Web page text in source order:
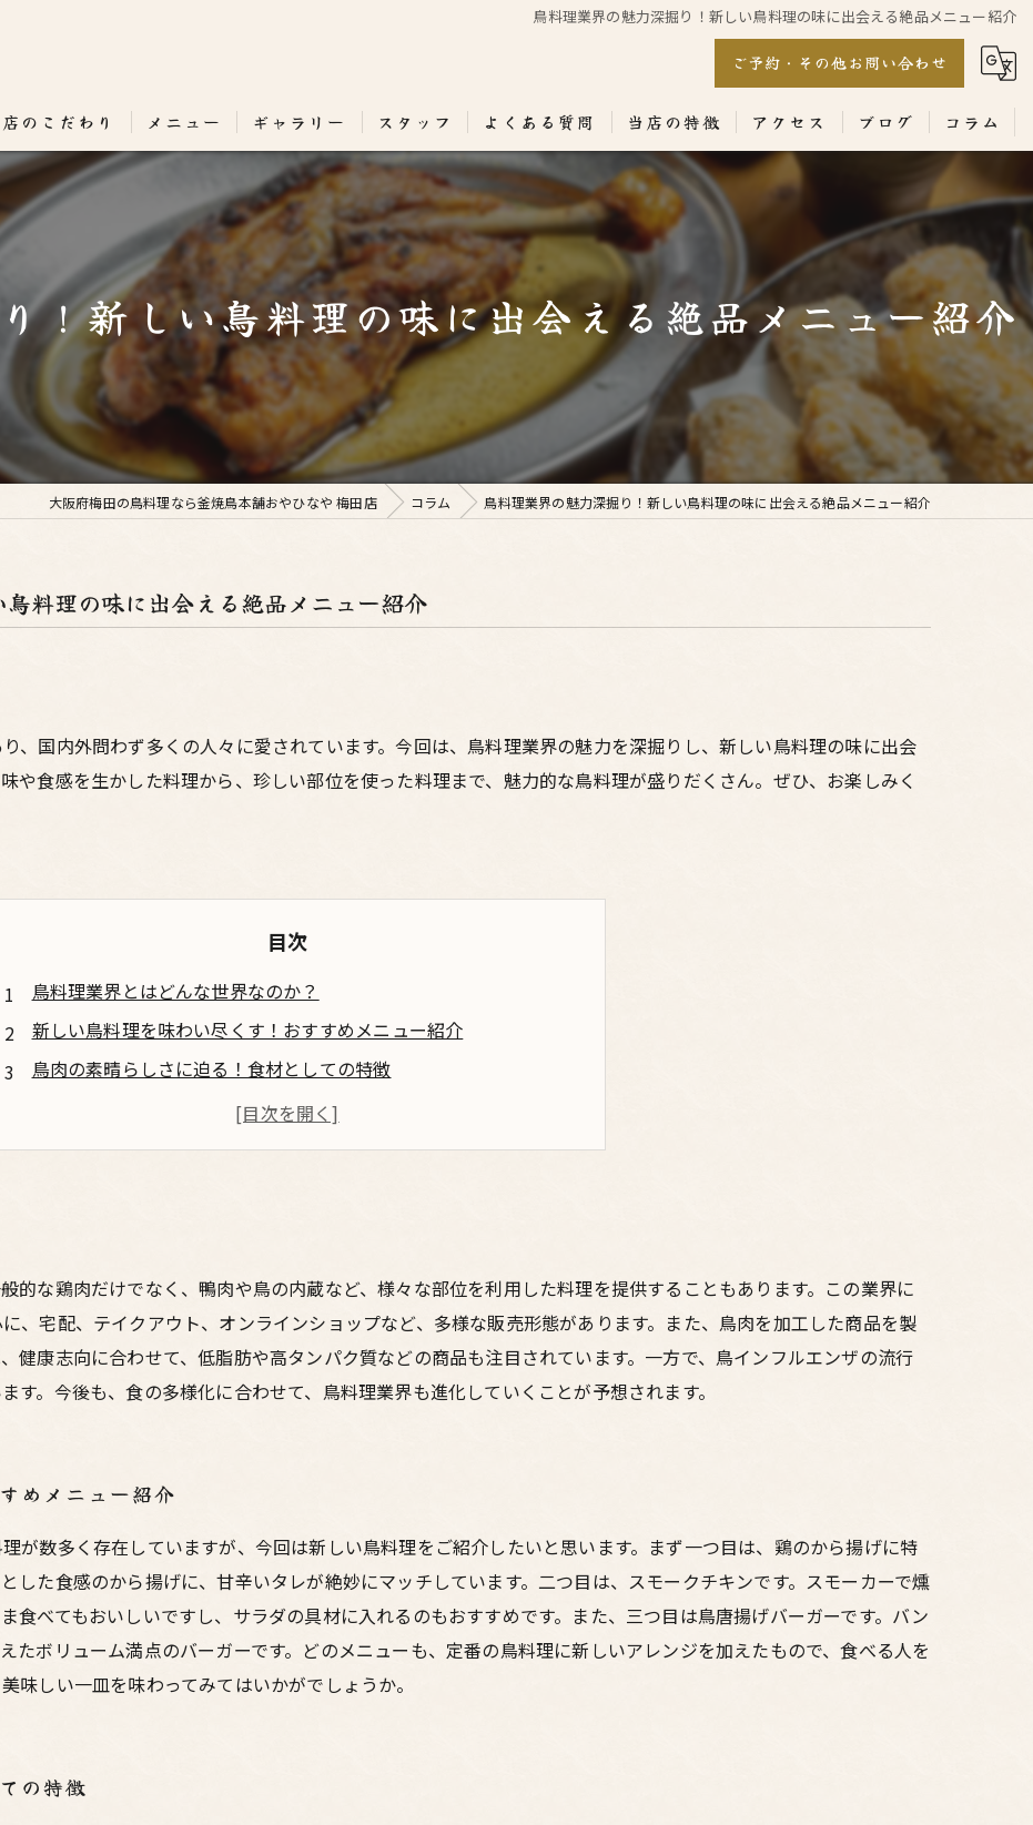
鳥料理業界の魅力深掘り！新しい鳥料理の味に出会える絶品メニュー紹介
ご予約・その他お問い合わせ
のこだわり メニュー ギャラリー スタッフ よくある質問 当店の特徴
居酒屋
専門店
ランチ
テイクアウト
コース
アクセス ブログ コラム
！新しい鳥料理の味に出会える絶品メニュー紹介
大阪府梅田の鳥料理なら釜焼鳥本舗おやひなや 梅田店 コラム 鳥料理業界の魅力深掘り！新しい鳥料理の味に出会える絶品メニュー紹介
料理の味に出会える絶品メニュー紹介
、国内外問わず多くの人々に愛されています。今回は、鳥料理業界の魅力を深掘りし、新しい鳥料理の味に出会
や食感を生かした料理から、珍しい部位を使った料理まで、魅力的な鳥料理が盛りだくさん。ぜひ、お楽しみく
目次
鳥料理業界とはどんな世界なのか？
新しい鳥料理を味わい尽くす！おすすめメニュー紹介
鳥肉の素晴らしさに迫る！食材としての特徴
上質な鳥肉の選び方を知って、美味しい鳥料理を作ろう
鶏肉と合わせると美味しさ倍増！お酒に合う鳥料理のアレンジ方法
的な鶏肉だけでなく、鴨肉や鳥の内蔵など、様々な部位を利用した料理を提供することもあります。この業界に
、宅配、テイクアウト、オンラインショップなど、多様な販売形態があります。また、鳥肉を加工した商品を製
健康志向に合わせて、低脂肪や高タンパク質などの商品も注目されています。一方で、鳥インフルエンザの流行
す。今後も、食の多様化に合わせて、鳥料理業界も進化していくことが予想されます。
めメニュー紹介
が数多く存在していますが、今回は新しい鳥料理をご紹介したいと思います。まず一つ目は、鶏のから揚げに特
した食感のから揚げに、甘辛いタレが絶妙にマッチしています。二つ目は、スモークチキンです。スモーカーで燻
食べてもおいしいですし、サラダの具材に入れるのもおすすめです。また、三つ目は鳥唐揚げバーガーです。バン
たボリューム満点のバーガーです。どのメニューも、定番の鳥料理に新しいアレンジを加えたもので、食べる人を
味しい一皿を味わってみてはいかがでしょうか。
の特徴